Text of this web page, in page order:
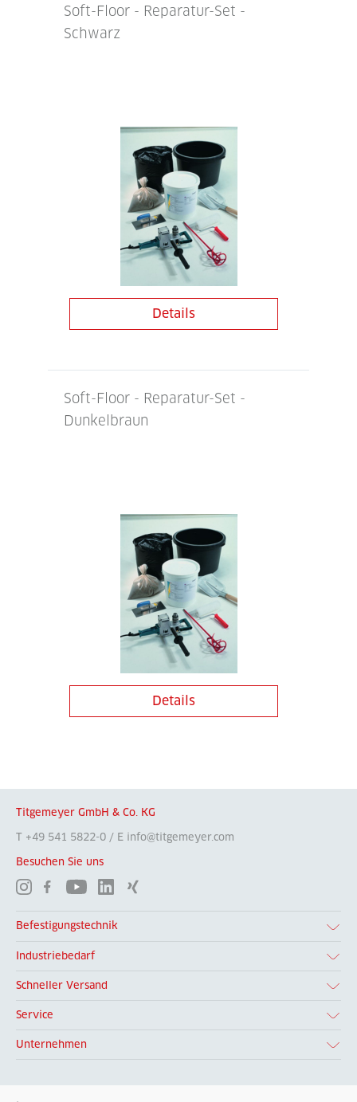
Soft-Floor - Reparatur-Set -
Schwarz
Details
Soft-Floor - Reparatur-Set -
Dunkelbraun
Details
Titgemeyer GmbH & Co. KG
T +49 541 5822-0 / E info@titgemeyer.com
Besuchen Sie uns
Befestigungstechnik
Industriebedarf
Schneller Versand
Service
Unternehmen